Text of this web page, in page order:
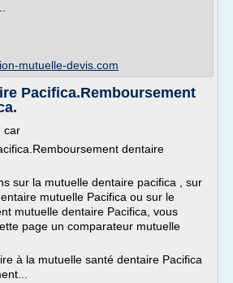
mutuelle-devis.com
Pacifica.Remboursement
car
dentaire
sur la mutuelle dentaire pacifica , sur
mutuelle Pacifica ou sur le
mutuelle dentaire Pacifica, vous
page un comparateur mutuelle
à la mutuelle santé dentaire Pacifica